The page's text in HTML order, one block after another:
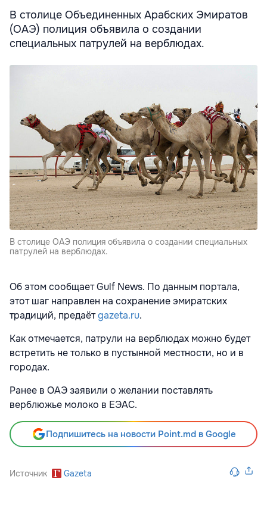
В столице Объединенных Арабских Эмиратов
(ОАЭ) полиция объявила о создании
специальных патрулей на верблюдах.
В столице ОАЭ полиция объявила о создании специальных
патрулей на верблюдах.
Об этом сообщает Gulf News. По данным портала,
этот шаг направлен на сохранение эмиратских
традиций, предаётgazeta.ru.
Как отмечается, патрули на верблюдах можно будет
встретить не только в пустынной местности, но и в
городах.
Ранее в ОАЭ заявили о желании поставлять
верблюжье молоко в ЕЭАС.
Подпишитесь на новости Point.md в Google
Источник Gazeta